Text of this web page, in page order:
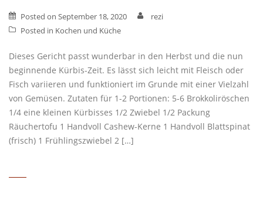
Posted on September 18, 2020
rezi
Posted in Kochen und Küche
Dieses Gericht passt wunderbar in den Herbst und die nun
beginnende Kürbis-Zeit. Es lässt sich leicht mit Fleisch oder
Fisch variieren und funktioniert im Grunde mit einer Vielzahl
von Gemüsen. Zutaten für 1-2 Portionen: 5-6 Brokkoliröschen
1/4 eine kleinen Kürbisses 1/2 Zwiebel 1/2 Packung
Räuchertofu 1 Handvoll Cashew-Kerne 1 Handvoll Blattspinat
(frisch) 1 Frühlingszwiebel 2 […]